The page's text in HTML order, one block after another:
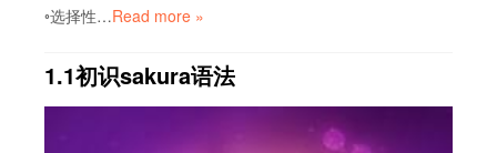
◦选择性…Read more »
1.1初识sakura语法